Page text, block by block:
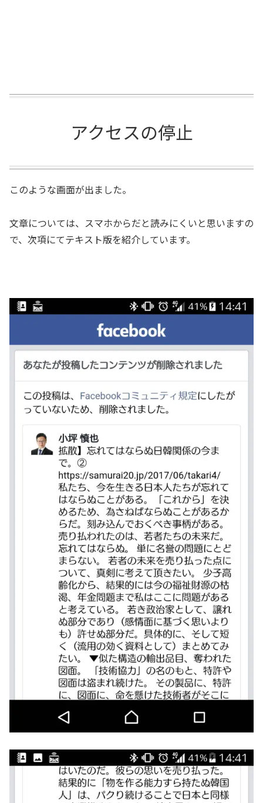
アクセスの停止
このような画面が出ました。
文章については、スマホからだと読みにくいと思いますの
で、次項にてテキスト版を紹介しています。